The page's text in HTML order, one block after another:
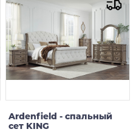
До
Ardenfield - спальный
сет KING